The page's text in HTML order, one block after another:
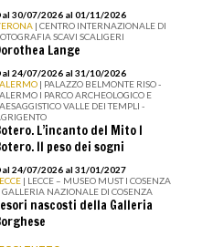
30/07/2026 al 01/11/2026
| CENTRO INTERNAZIONALE DI
SCAVI SCALIGERI
Lange
24/07/2026 al 31/10/2026
| PALAZZO BELMONTE RISO -
I PARCO ARCHEOLOGICO E
VALLE DEI TEMPLI -
L’incanto del Mito I
Il peso dei sogni
24/07/2026 al 31/01/2027
| LECCE – MUSEO MUST I COSENZA
GALLERIA NAZIONALE DI COSENZA
nascosti della Galleria